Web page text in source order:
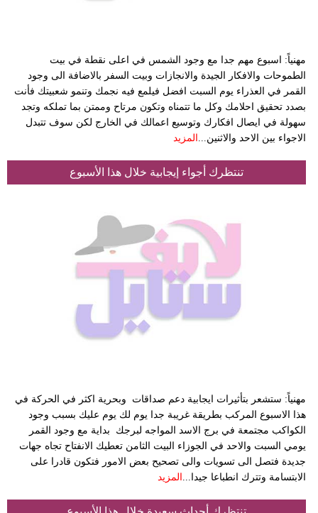
مهنياً: اسبوع مهم جدا مع وجود الشمس في اعلى نقطة في بيت
الطموحات والافكار الجيدة والانجازات وبيت السفر بالاضافة الى وجود
القمر في العذراء يوم السبت افضل فيلمع فيه نجمك وتنمو شعبيتك فأنت
بصدد تحقيق احلامك وكل ما تتمناه وتكون مرتاح وممتن بما تملكه وتجد
سهولة في ايصال افكارك وتوسيع اعمالك في الخارج لكن سوف تتبدل
الاجواء بين الاحد والاثنين... المزيد
تنتظرك أجواء إيجابية خلال هذا الأسبوع
مهنياً: ستشعر بتأثيرات ايجابية دعم صداقات وبحرية اكثر في الحركة في
هذا الاسبوع المركب بطريقة غريبة جدا يوم لك يوم عليك بسبب وجود
الكواكب مجتمعة في برج الاسد المواجه لبرجك بداية مع وجود القمر
يومي السبت والاحد في الجوزاء البيت الثامن تعطيك الانفتاح تجاه جهات
جديدة فتصل الى تسويات والى تصحيح بعض الامور فتكون قادرا على
الابتسامة وتترك انطباعا جيدا...
المزيد